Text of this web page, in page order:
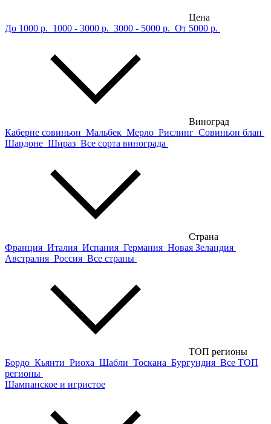
Цена
До 1000 р. 1000 - 3000 р. 3000 - 5000 р. От 5000 р.
Виноград
Каберне совиньон Мальбек Мерло Рислинг Совиньон блан
Шардоне Шираз Все сорта винограда
Страна
Франция Италия Испания Германия Новая Зеландия
Австралия Россия Все страны
ТОП регионы
Бордо Кьянти Риоха Шабли Тоскана Бургундия Все ТОП
регионы
Шампанское и игристое